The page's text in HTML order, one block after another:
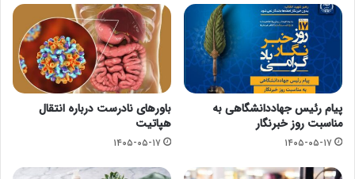
پیام رئیس جهاددانشگاهی به
مناسبت روز خبرنگار
۱۴۰۵-۰۵-۱۷
باورهای نادرست درباره انتقال
هپاتیت
۱۴۰۵-۰۵-۱۷